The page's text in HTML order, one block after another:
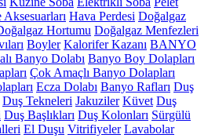
Hava Perdesi Doğalgaz
Hortumu Doğalgaz Menfezleri
Boyler Kalorifer Kazanı BANYO
Banyo Dolabı Banyo Boy Dolapları
Çok Amaçlı Banyo Dolapları
Ecza Dolabı Banyo Rafları Duş
Duş Tekneleri Jakuziler Küvet Duş
Duş Başlıkları Duş Kolonları Sürgülü
El Duşu Vitrifiyeler Lavabolar